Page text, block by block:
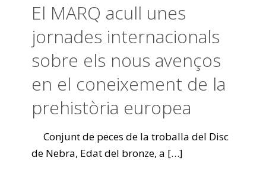
El MARQ acull unes
jornades internacionals
sobre els nous avenços
en el coneixement de la
prehistòria europea
Conjunt de peces de la troballa del Disc
de Nebra, Edat del bronze, a […]